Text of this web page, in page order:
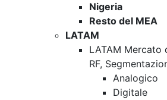
Nigeria
Resto del MEA
LATAM
LATAM
RF,
Analogico
Digitale